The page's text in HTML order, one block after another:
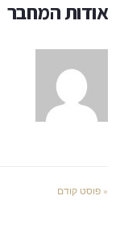
אודות המחבר
« פוסט קודם